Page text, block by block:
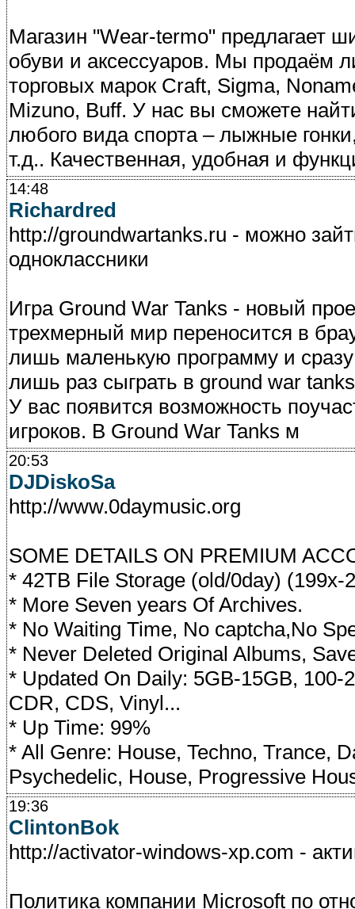
Магазин "Wear-termo" предлагает
обуви и аксессуаров. Мы продаём
торговых марок Craft, Sigma,
Mizuno, Buff. У нас вы сможете
любого вида спорта – лыжные
т.д.. Качественная, удобная и
14:48
Richardred
http://groundwartanks.ru - можно
одноклассники
Игра Ground War Tanks - новый
трехмерный мир переносится в
лишь маленькую программу и
лишь раз сыграть в ground war
У вас появится возможность
игроков. В Ground War Tanks м
20:53
DJDiskoSa
http://www.0daymusic.org
SOME DETAILS ON PREMIUM
* 42TB File Storage (old/0day) (199x-
* More Seven years Of Archives.
* No Waiting Time, No captcha,No
* Never Deleted Original Albums,
* Updated On Daily: 5GB-15GB,
CDR, CDS, Vinyl...
* Up Time: 99%
* All Genre: House, Techno, Trance,
Psychedelic, House, Progressive
19:36
ClintonBok
http://activator-windows-xp.com -
Политика компании Microsoft по